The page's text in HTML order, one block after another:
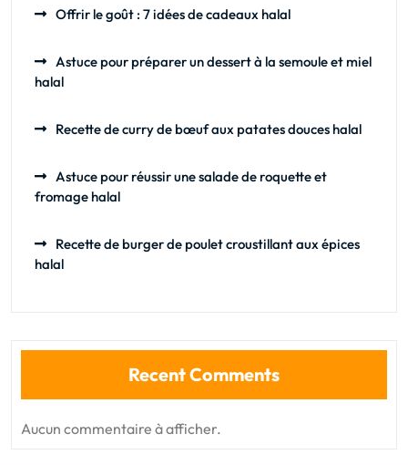
Offrir le goût : 7 idées de cadeaux halal
Astuce pour préparer un dessert à la semoule et miel
halal
Recette de curry de bœuf aux patates douces halal
Astuce pour réussir une salade de roquette et
fromage halal
Recette de burger de poulet croustillant aux épices
halal
Recent Comments
Aucun commentaire à afficher.